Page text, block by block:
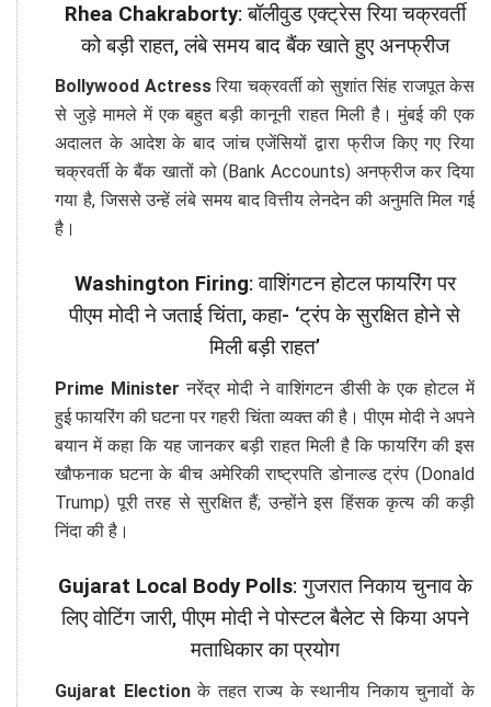
Rhea Chakraborty: बॉलीवुड एक्ट्रेस रिया चक्रवर्ती
को बड़ी राहत, लंबे समय बाद बैंक खाते हुए अनफ्रीज
Bollywood Actressरिया चक्रवर्ती को सुशांत सिंह राजपूत केस
से जुड़े मामले में एक बहुत बड़ी कानूनी राहत मिली है। मुंबई की एक
अदालत के आदेश के बाद जांच एजेंसियों द्वारा फ्रीज किए गए रिया
चक्रवर्ती के बैंक खातों को (Bank Accounts) अनफ्रीज कर दिया
गया है, जिससे उन्हें लंबे समय बाद वित्तीय लेनदेन की अनुमति मिल गई
है।
Washington Firing: वाशिंगटन होटल फायरिंग पर
पीएम मोदी ने जताई चिंता, कहा- ‘ट्रंप के सुरक्षित होने से
मिली बड़ी राहत’
Prime Minister नरेंद्र मोदी ने वाशिंगटन डीसी के एक होटल में
हुई फायरिंग की घटना पर गहरी चिंता व्यक्त की है। पीएम मोदी ने अपने
बयान में कहा कि यह जानकर बड़ी राहत मिली है कि फायरिंग की इस
खौफनाक घटना के बीच अमेरिकी राष्ट्रपति डोनाल्ड ट्रंप (Donald
Trump) पूरी तरह से सुरक्षित हैं; उन्होंने इस हिंसक कृत्य की कड़ी
निंदा की है।
Gujarat Local Body Polls: गुजरात निकाय चुनाव के
लिए वोटिंग जारी, पीएम मोदी ने पोस्टल बैलेट से किया अपने
मताधिकार का प्रयोग
Gujarat Electionके तहत राज्य के स्थानीय निकाय चुनावों के